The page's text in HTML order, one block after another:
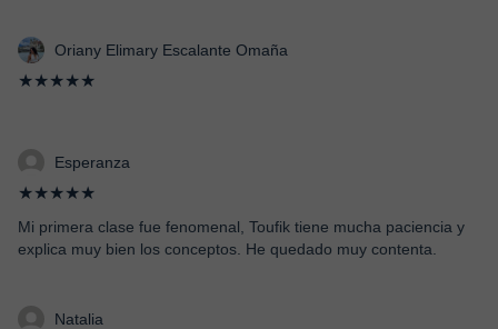
Oriany Elimary Escalante Omaña
★★★★★
Esperanza
★★★★★
Mi primera clase fue fenomenal, Toufik tiene mucha paciencia y
explica muy bien los conceptos. He quedado muy contenta.
Natalia